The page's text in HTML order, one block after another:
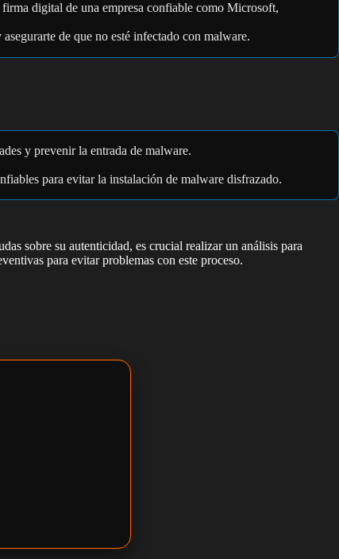
digital de una empresa confiable como Microsoft,
de que no esté infectado con malware.
y prevenir la entrada de malware.
para evitar la instalación de malware disfrazado.
sobre su autenticidad, es crucial realizar un análisis para
para evitar problemas con este proceso.